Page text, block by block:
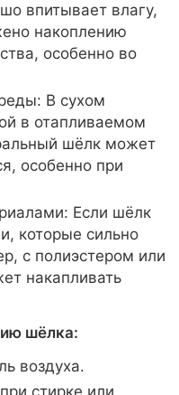
впитывает влагу,
накоплению
особенно во
В сухом
в отапливаемом
шёлк может
особенно при
Если шёлк
которые сильно
с полиэстером или
накапливать
шёлка:
воздуха.